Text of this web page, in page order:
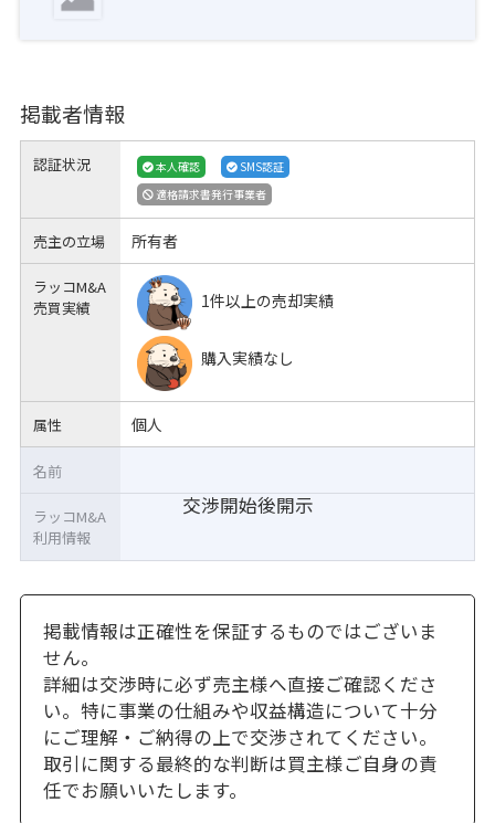
掲載者情報
認証状況 本人確認
SMS認証
適格請求書発行事業者
売主の立場 所有者
ラッコM&A
売買実績
1件以上の売却実績
購入実績なし
属性 個人
交渉開始後開示
名前
ラッコM&A
利用情報
掲載情報は正確性を保証するものではございま
せん。
詳細は交渉時に必ず売主様へ直接ご確認くださ
い。特に事業の仕組みや収益構造について十分
にご理解・ご納得の上で交渉されてください。
取引に関する最終的な判断は買主様ご自身の責
任でお願いいたします。